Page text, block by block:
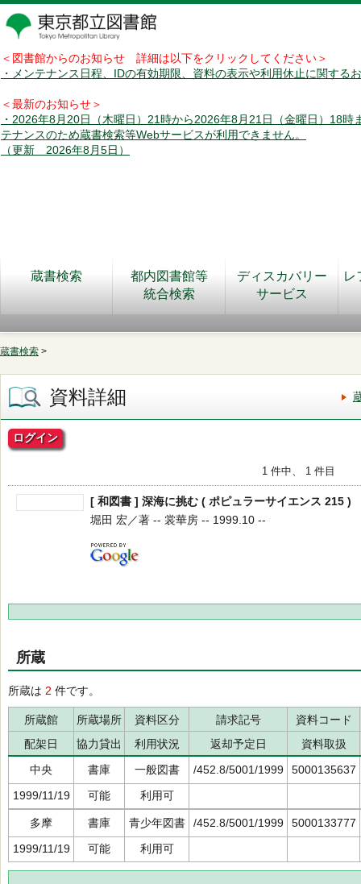
＜図書館からのお知らせ 詳細は以下をクリックしてください＞
・メンテナンス日程、IDの有効期限、資料の表示や利用休止に関する
＜最新のお知らせ＞
・2026年8月20日（木曜日）21時から2026年8月21日（金曜日）18時
テナンスのため蔵書検索等Webサービスが利用できません。
（更新 2026年8月5日）
蔵書検索
都内図書館等
統合検索
ディスカバリー
サービス
レ
蔵書検索 >
資料詳細
ログイン
1 件中、 1 件目
[ 和図書 ] 深海に挑む ( ポピュラーサイエンス 215 )
堀田 宏／著 -- 裳華房 -- 1999.10 --
所蔵
所蔵は 2 件です。
所蔵館 所蔵場所 資料区分 請求記号
資料コード
配架日
協力貸出 利用状況 返却予定日
資料取扱
中央
書庫 一般図書 /452.8/5001/1999
5000135637
1999/11/19
可能 利用可
多摩 書庫 青少年図書 /452.8/5001/1999
5000133777
1999/11/19
可能 利用可